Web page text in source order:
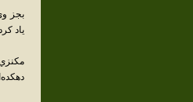
ياد